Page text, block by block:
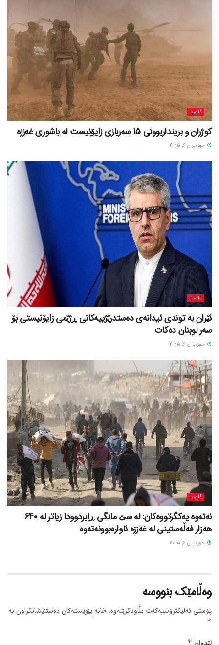
ئاسیا
کوژران و برینداربوونی 15 سەربازی زایۆنیست لە باشوری غەززە
حوزه‌یران 6, 2025
ئاسیا
ئێران بە توندی ئیدانەی دەستدرێژییەکانی ڕژێمی زایۆنیستی بۆ
سەر لوبنان دەکات
حوزه‌یران 6, 2025
ئاسیا
نەتەوە یەکگرتووەکان: لە سێ مانگی ڕابردوودا زیاتر لە 640
هەزار فەڵەستینی لە غەززە ئاوارەبوونەتەوە
حوزه‌یران 6, 2025
وەڵامێک بنووسە
پۆستی ئەلیکترۆنییەکەت بڵاوناکرێتەوە. خانە پێویستەکان دەستنیشانکراون بە
*
*